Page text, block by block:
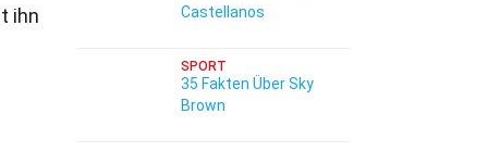
ihn
Castellanos
SPORT
35 Fakten Über Sky
Brown